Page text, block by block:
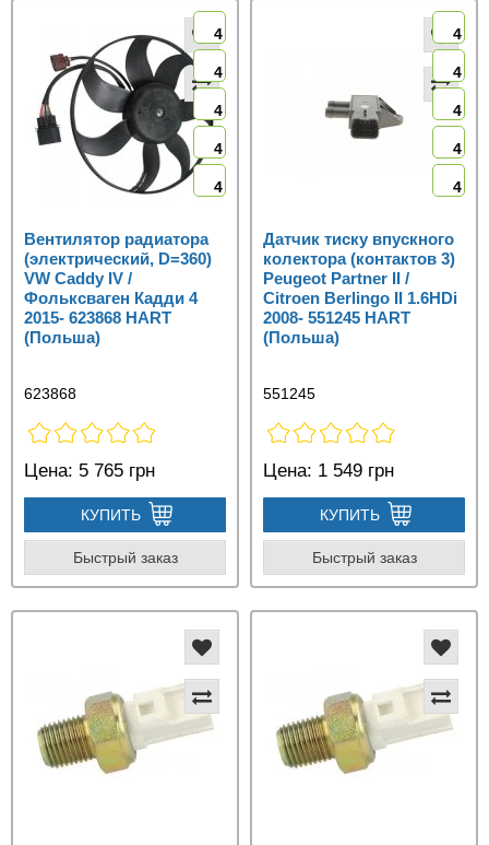
4
4
4
4
4
Вентилятор радиатора
(электрический, D=360)
VW Caddy IV /
Фольксваген Кадди 4
2015- 623868 HART
(Польша)
623868
Цена: 5 765 грн
КУПИТЬ
Быстрый заказ
4
4
4
4
4
Датчик тиску впускного
колектора (контактов 3)
Peugeot Partner II /
Citroen Berlingo II 1.6HDi
2008- 551245 HART
(Польша)
551245
Цена: 1 549 грн
КУПИТЬ
Быстрый заказ